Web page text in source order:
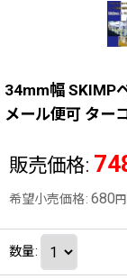
34mm幅 SKIMP
メール便可 ター
販売価格:
希望小売価格: 680 円
数量: